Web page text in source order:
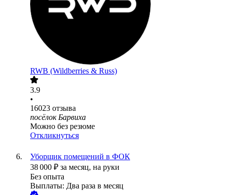
RWB (Wildberries & Russ)
3.9
•
16023 отзыва
посёлок Барвиха
Можно без резюме
Откликнуться
Уборщик помещений в ФОК
38 000 ₽ за месяц, на руки
Без опыта
Выплаты: Два раза в месяц